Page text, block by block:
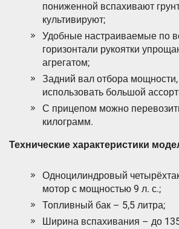
пониженной вспахивают
культивируют;
Удобные настраиваемые по
горизонтали рукоятки
агрегатом;
Задний вал отбора
использовать большой
С прицепом можно
килограмм.
Технические характеристики
Одноцилиндровый
мотор с мощностью 9 л. с.;
Топливный бак – 5,5 литра;
Ширина вспахивания – до